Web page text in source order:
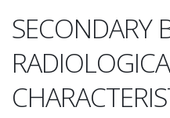
SECONDARY